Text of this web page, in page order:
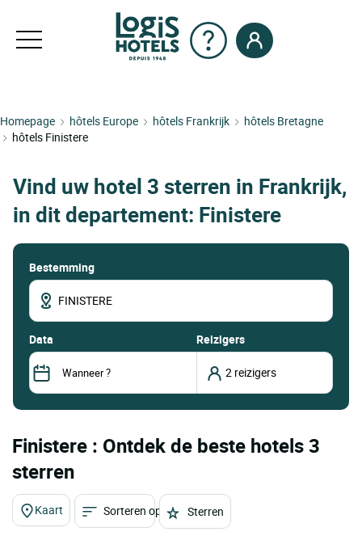
Homepage hôtels Europe hôtels Frankrijk
hôtels Bretagne
hôtels Finistere
Vind uw hotel 3 sterren in Frankrijk,
in dit departement: Finistere
Bestemming
data Reizigers
Finistere : Ontdek de beste hotels 3
sterren
Kaart Sorteren op Sterren